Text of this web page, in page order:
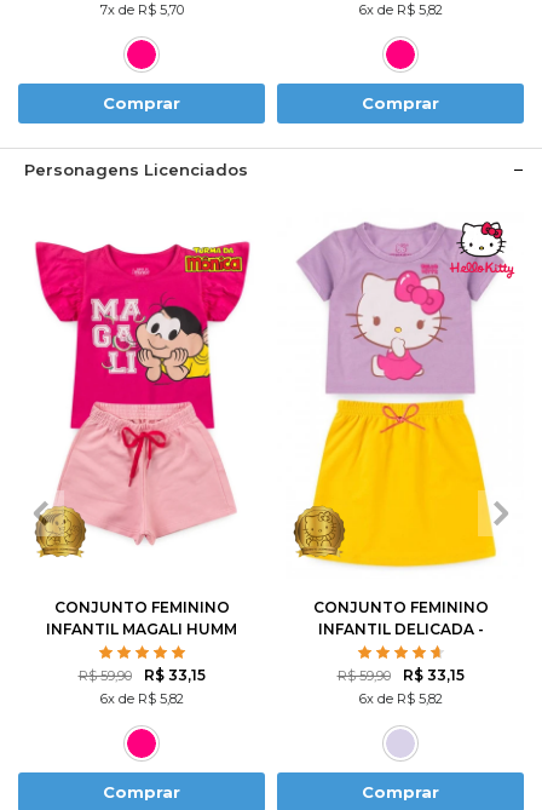
7x de R$ 5,70
Comprar
6x de R$ 5,82
Comprar
Personagens Licenciados
1 6
CONJUNTO FEMININO
INFANTIL MAGALI HUMM
AMO MELANCIA- TURMA
DA MÔNICA
R$ 59,90 R$ 33,15
6x de R$ 5,82
Comprar
1 6
CONJUNTO FEMININO
INFANTIL DELICADA -
HELLO KITTY
R$ 59,90 R$ 33,15
6x de R$ 5,82
Comprar